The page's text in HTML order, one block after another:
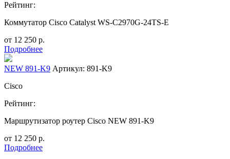
Рейтинг:
Коммутатор Cisco Catalyst WS-C2970G-24TS-E
от 12 250 р.
Подробнее
NEW 891-K9 Артикул: 891-K9
Cisco
Рейтинг:
Маршрутизатор роутер Cisco NEW 891-K9
от 12 250 р.
Подробнее